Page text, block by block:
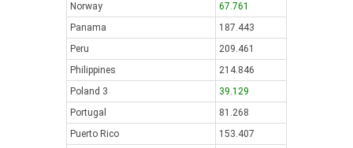
Norway
67.761
Panama
187.443
Peru
209.461
Philippines
214.846
Poland 3
39.129
Portugal
81.268
Puerto Rico
153.407